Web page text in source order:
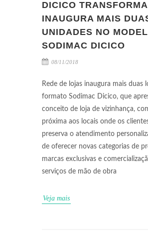
DICICO
INAUGURA MAIS
UNIDADES NO
SODIMAC DICICO
08/11/2018
Rede de lojas inaugura mais duas
formato Sodimac Dicico, que
conceito de loja de vizinhança,
próxima aos locais onde os
preserva o atendimento
de oferecer novas categorias de
marcas exclusivas e
serviços de mão de obra
Veja mais